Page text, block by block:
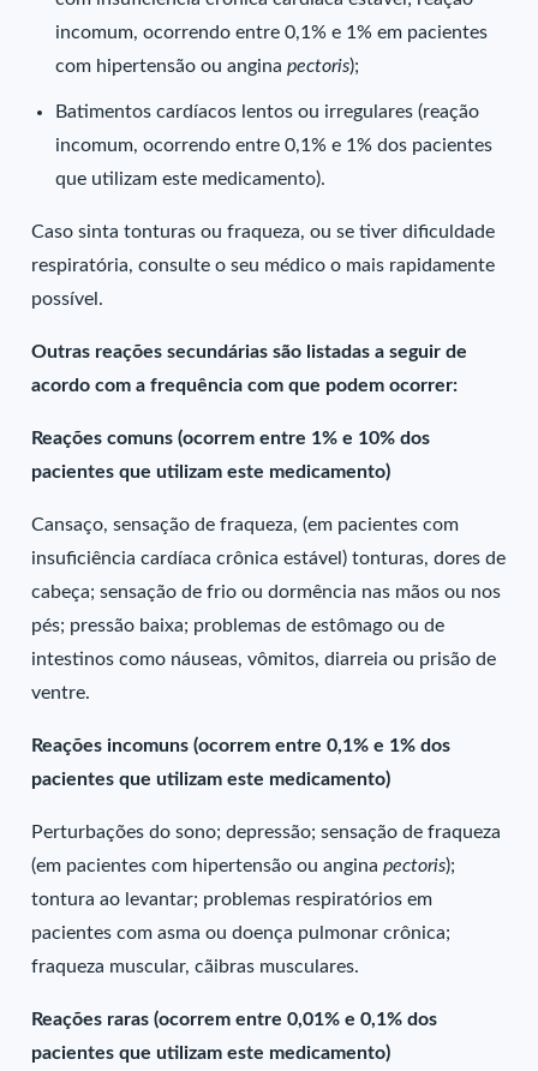
incomum, ocorrendo entre 0,1% e 1% em pacientes
com hipertensão ou anginapectoris);
Batimentos cardíacos lentos ou irregulares (reação
incomum, ocorrendo entre 0,1% e 1% dos pacientes
que utilizam este medicamento).
Caso sinta tonturas ou fraqueza, ou se tiver dificuldade
respiratória, consulte o seu médico o mais rapidamente
possível.
Outras reações secundárias são listadas a seguir de
acordo com a frequência com que podem ocorrer:
Reações comuns (ocorrem entre 1% e 10% dos
pacientes que utilizam este medicamento)
Cansaço, sensação de fraqueza, (em pacientes com
insuficiência cardíaca crônica estável) tonturas, dores de
cabeça; sensação de frio ou dormência nas mãos ou nos
pés; pressão baixa; problemas de estômago ou de
intestinos como náuseas, vômitos, diarreia ou prisão de
ventre.
Reações incomuns (ocorrem entre 0,1% e 1% dos
pacientes que utilizam este medicamento)
Perturbações do sono; depressão; sensação de fraqueza
(em pacientes com hipertensão ou anginapectoris);
tontura ao levantar; problemas respiratórios em
pacientes com asma ou doença pulmonar crônica;
fraqueza muscular, cãibras musculares.
Reações raras (ocorrem entre 0,01% e 0,1% dos
pacientes que utilizam este medicamento)